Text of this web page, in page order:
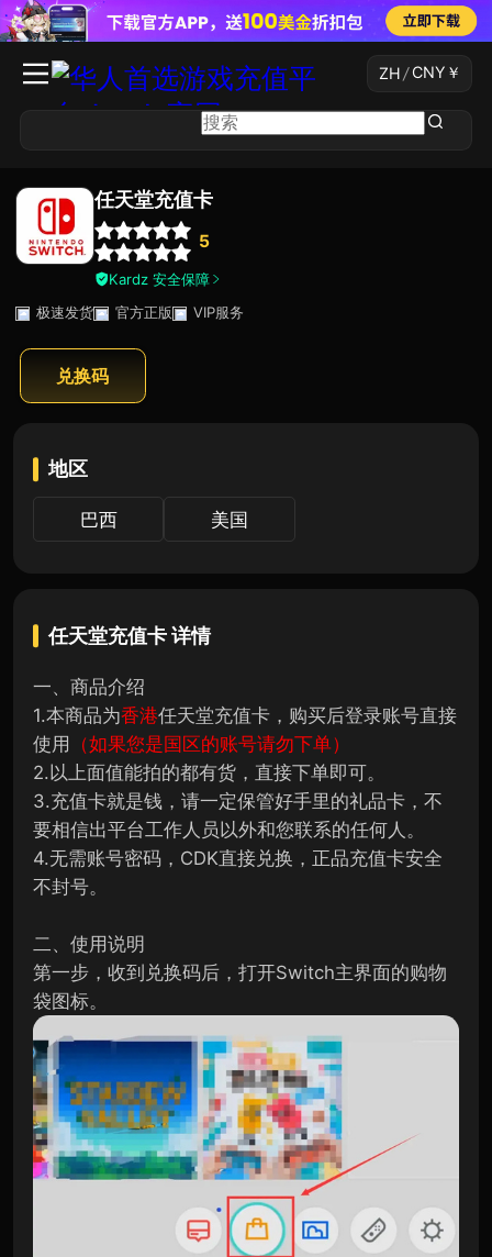
ZH/ CNY ￥
任天堂充值卡
5
Kardz 安全保障
极速发货
官方正版 VIP服务
兑换码
地区
巴西 美国
任天堂充值卡详情
一、商品介绍
1.本商品为香港任天堂充值卡，购买后登录账号直接
使用
（如果您是国区的账号请勿下单）
2.以上面值能拍的都有货，直接下单即可。
3.充值卡就是钱，请一定保管好手里的礼品卡，不
要相信出平台工作人员以外和您联系的任何人。
4.无需账号密码，CDK直接兑换，正品充值卡安全
不封号。
二、使用说明
第一步，收到兑换码后，打开Switch主界面的购物
袋图标。